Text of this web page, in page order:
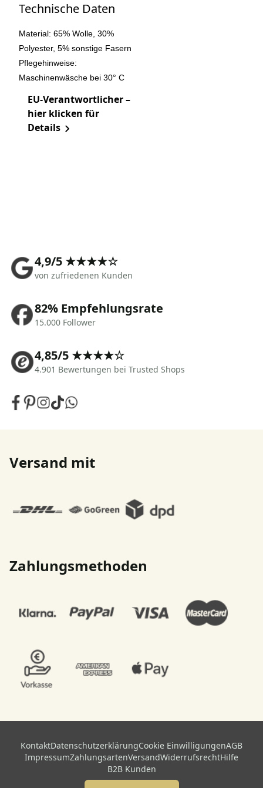
Technische Daten
Material: 65% Wolle, 30%
Polyester, 5% sonstige Fasern
Pflegehinweise:
Maschinenwäsche bei 30° C
EU-Verantwortlicher –
hier klicken für
Details
4,9/5 ★★★★☆
von zufriedenen Kunden
82% Empfehlungsrate
15.000 Follower
4,85/5 ★★★★☆
4.901 Bewertungen bei Trusted Shops
Versand mit
Zahlungsmethoden
KontaktDatenschutzerklärungCookie EinwilligungenAGB
ImpressumZahlungsartenVersandWiderrufsrechtHilfe
B2B Kunden